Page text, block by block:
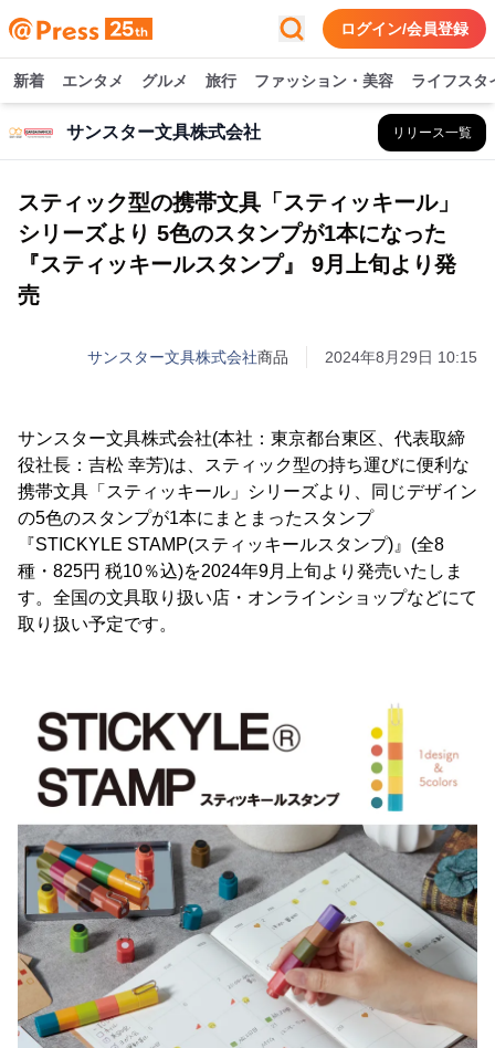
ログイン/会員登録
新着 エンタメ グルメ 旅行 ファッション・美容 ライフスタ
サンスター文具株式会社 リリース一覧
スティック型の携帯文具「スティッキール」
シリーズより 5色のスタンプが1本になった
『スティッキールスタンプ』 9月上旬より発
売
サンスター文具株式会社商品 2024年8月29日 10:15
サンスター文具株式会社(本社：東京都台東区、代表取締
役社長：吉松 幸芳)は、スティック型の持ち運びに便利な
携帯文具「スティッキール」シリーズより、同じデザイン
の5色のスタンプが1本にまとまったスタンプ
『STICKYLE STAMP(スティッキールスタンプ)』(全8
種・825円 税10％込)を2024年9月上旬より発売いたしま
す。全国の文具取り扱い店・オンラインショップなどにて
取り扱い予定です。